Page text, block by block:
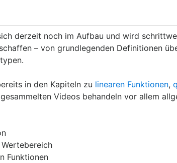
derzeit noch im Aufbau und wird
– von grundlegenden Definitionen
in den Kapiteln zu linearen Funktionen,
Videos behandeln vor allem
Funktionen